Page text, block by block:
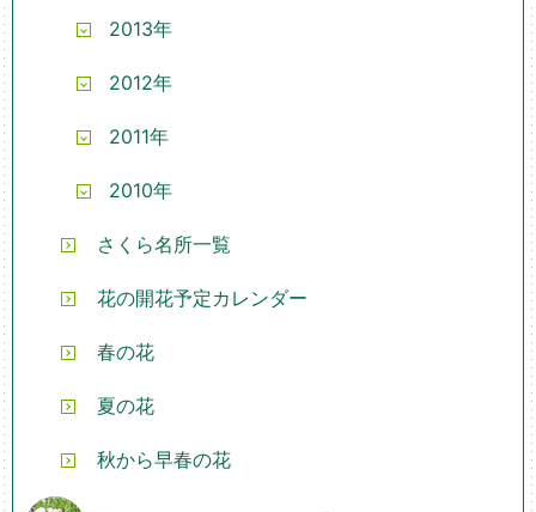
2013年
2012年
2011年
2010年
さくら名所一覧
花の開花予定カレンダー
春の花
夏の花
秋から早春の花